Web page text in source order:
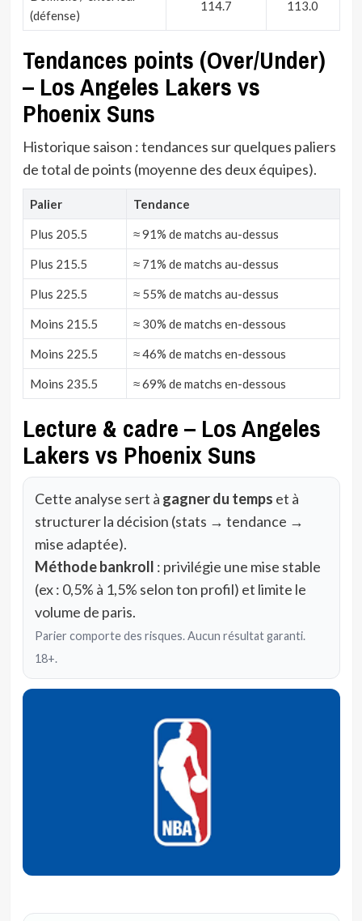
(défense)
114.7 113.0
Tendances points (Over/Under)
– Los Angeles Lakers vs
Phoenix Suns
Historique saison : tendances sur quelques paliers
de total de points (moyenne des deux équipes).
Palier Tendance
Plus 205.5 ≈ 91% de matchs au-dessus
Plus 215.5 ≈ 71% de matchs au-dessus
Plus 225.5 ≈ 55% de matchs au-dessus
Moins 215.5 ≈ 30% de matchs en-dessous
Moins 225.5 ≈ 46% de matchs en-dessous
Moins 235.5 ≈ 69% de matchs en-dessous
Lecture & cadre – Los Angeles
Lakers vs Phoenix Suns
Cette analyse sert à gagner du temps et à
structurer la décision (stats → tendance →
mise adaptée).
Méthode bankroll : privilégie une mise stable
(ex : 0,5% à 1,5% selon ton profil) et limite le
volume de paris.
Parier comporte des risques. Aucun résultat garanti.
18+.